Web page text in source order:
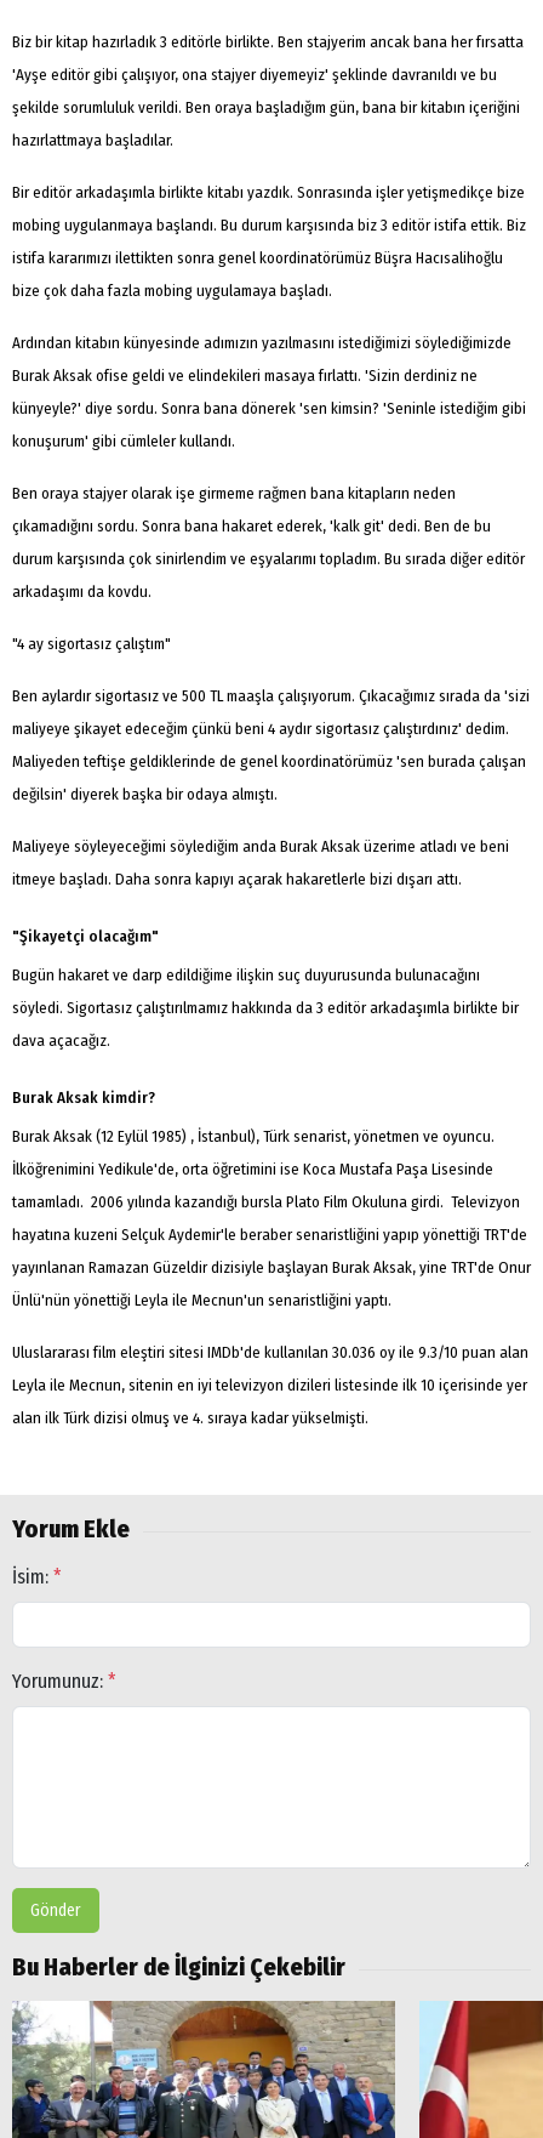
Biz bir kitap hazırladık 3 editörle birlikte. Ben stajyerim ancak bana her fırsatta
'Ayşe editör gibi çalışıyor, ona stajyer diyemeyiz' şeklinde davranıldı ve bu
şekilde sorumluluk verildi. Ben oraya başladığım gün, bana bir kitabın içeriğini
hazırlattmaya başladılar.
Bir editör arkadaşımla birlikte kitabı yazdık. Sonrasında işler yetişmedikçe bize
mobing uygulanmaya başlandı. Bu durum karşısında biz 3 editör istifa ettik. Biz
istifa kararımızı ilettikten sonra genel koordinatörümüz Büşra Hacısalihoğlu
bize çok daha fazla mobing uygulamaya başladı.
Ardından kitabın künyesinde adımızın yazılmasını istediğimizi söylediğimizde
Burak Aksak ofise geldi ve elindekileri masaya fırlattı. 'Sizin derdiniz ne
künyeyle?' diye sordu. Sonra bana dönerek 'sen kimsin? 'Seninle istediğim gibi
konuşurum' gibi cümleler kullandı.
Ben oraya stajyer olarak işe girmeme rağmen bana kitapların neden
çıkamadığını sordu. Sonra bana hakaret ederek, 'kalk git' dedi. Ben de bu
durum karşısında çok sinirlendim ve eşyalarımı topladım. Bu sırada diğer editör
arkadaşımı da kovdu.
"4 ay sigortasız çalıştım"
Ben aylardır sigortasız ve 500 TL maaşla çalışıyorum. Çıkacağımız sırada da 'sizi
maliyeye şikayet edeceğim çünkü beni 4 aydır sigortasız çalıştırdınız' dedim.
Maliyeden teftişe geldiklerinde de genel koordinatörümüz 'sen burada çalışan
değilsin' diyerek başka bir odaya almıştı.
Maliyeye söyleyeceğimi söylediğim anda Burak Aksak üzerime atladı ve beni
itmeye başladı. Daha sonra kapıyı açarak hakaretlerle bizi dışarı attı.
"Şikayetçi olacağım"
Bugün hakaret ve darp edildiğime ilişkin suç duyurusunda bulunacağını
söyledi. Sigortasız çalıştırılmamız hakkında da 3 editör arkadaşımla birlikte bir
dava açacağız.
Burak Aksak kimdir?
Burak Aksak (12 Eylül 1985) , İstanbul), Türk senarist, yönetmen ve oyuncu.
İlköğrenimini Yedikule'de, orta öğretimini ise Koca Mustafa Paşa Lisesinde
tamamladı. 2006 yılında kazandığı bursla Plato Film Okuluna girdi. Televizyon
hayatına kuzeni Selçuk Aydemir'le beraber senaristliğini yapıp yönettiği TRT'de
yayınlanan Ramazan Güzeldir dizisiyle başlayan Burak Aksak, yine TRT'de Onur
Ünlü'nün yönettiği Leyla ile Mecnun'un senaristliğini yaptı.
Uluslararası film eleştiri sitesi IMDb'de kullanılan 30.036 oy ile 9.3/10 puan alan
Leyla ile Mecnun, sitenin en iyi televizyon dizileri listesinde ilk 10 içerisinde yer
alan ilk Türk dizisi olmuş ve 4. sıraya kadar yükselmişti.
Yorum Ekle
İsim: *
Yorumunuz: *
Gönder
Bu Haberler de İlginizi Çekebilir
Popüler
Aramalar:
Ağrı
Doğubayazıt